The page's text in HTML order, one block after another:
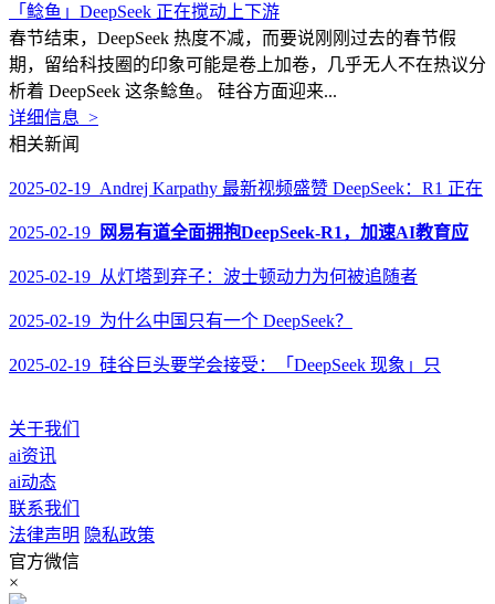
「鲶鱼」DeepSeek 正在搅动上下游
春节结束，DeepSeek 热度不减，而要说刚刚过去的春节假
期，留给科技圈的印象可能是卷上加卷，几乎无人不在热议分
析着 DeepSeek 这条鲶鱼。 硅谷方面迎来...
详细信息 >
相关新闻
2025-02-19 Andrej Karpathy 最新视频盛赞 DeepSeek：R1 正在
2025-02-19 网易有道全面拥抱DeepSeek-R1，加速AI教育应
2025-02-19 从灯塔到弃子：波士顿动力为何被追随者
2025-02-19 为什么中国只有一个 DeepSeek？
2025-02-19 硅谷巨头要学会接受：「DeepSeek 现象」只
关于我们
ai资讯
ai动态
联系我们
法律声明 隐私政策
官方微信
×